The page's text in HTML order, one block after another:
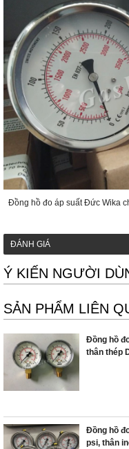
Đồng hồ đo áp suất Đức Wika
ĐÁNH GIÁ
Ý KIẾN NGƯỜI
SẢN PHẨM LIÊN
Đồng hồ
thân thép
Đồng hồ
psi, thân